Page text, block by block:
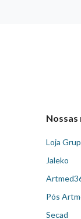
Nossas
Loja
Jaleko
Pós
Secad